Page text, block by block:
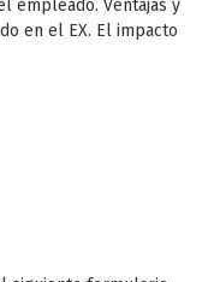
empleado. Ventajas y
en el EX. El impacto